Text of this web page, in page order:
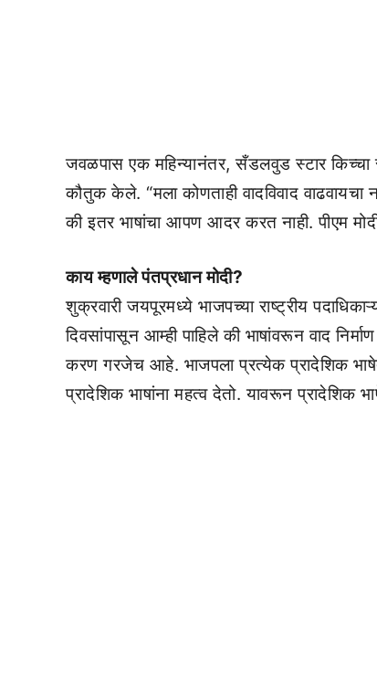
जवळपास एक महिन्यानंतर, सँडलवुड स्टार किच्चा
कौतुक केले. “मला कोणताही वादविवाद वाढवायचा
की इतर भाषांचा आपण आदर करत नाही. पीएम
काय म्हणाले पंतप्रधान मोदी?
शुक्रवारी जयपूरमध्ये भाजपच्या राष्ट्रीय
दिवसांपासून आम्ही पाहिले की भाषांवरून वाद
करण गरजेच आहे. भाजपला प्रत्येक प्रादेशिक
प्रादेशिक भाषांना महत्व देतो. यावरून प्रादेशिक